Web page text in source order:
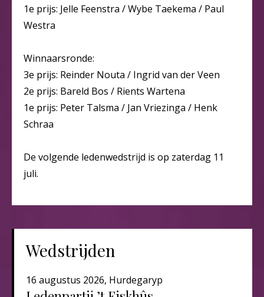
1e prijs: Jelle Feenstra / Wybe Taekema / Paul
Westra
Winnaarsronde:
3e prijs: Reinder Nouta / Ingrid van der Veen
2e prijs: Bareld Bos / Rients Wartena
1e prijs: Peter Talsma / Jan Vriezinga / Henk
Schraa
De volgende ledenwedstrijd is op zaterdag 11
juli.
Wedstrijden
16 augustus 2026, Hurdegaryp